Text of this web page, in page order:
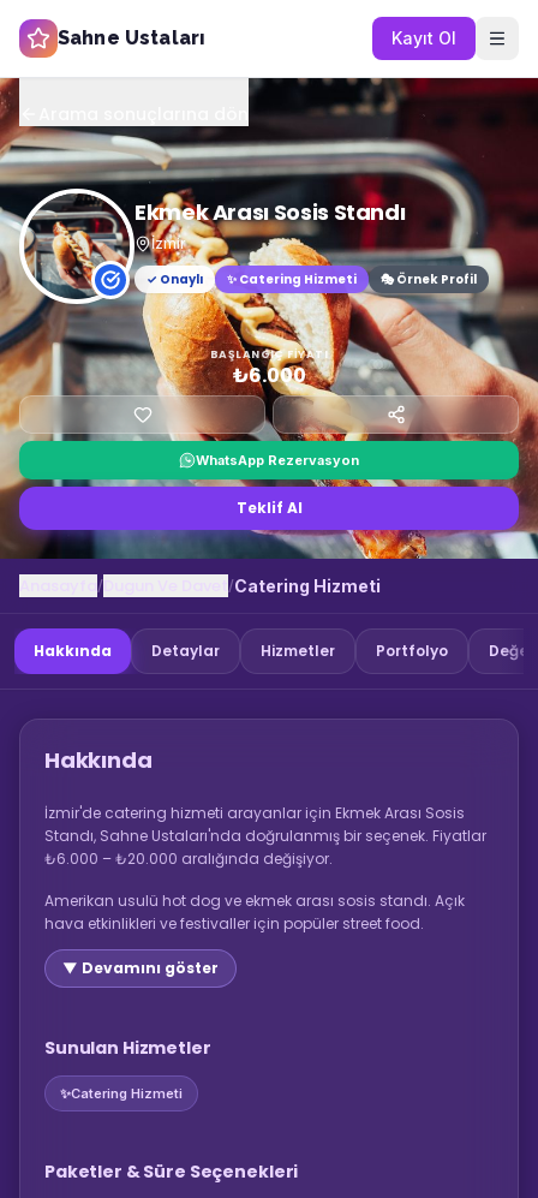
Sahne Ustaları Kayıt Ol
Ekmek Arası Sosis Standı
İzmir
✓ Onaylı
✨ Catering Hizmeti 🎭 Örnek Profil
BAŞLANGIÇ FIYATI
₺6.000
WhatsApp Rezervasyon
Teklif Al
/ /Catering Hizmeti
Hakkında Detaylar Hizmetler Portfolyo
Hakkında
İzmir'de catering hizmeti arayanlar için Ekmek Arası Sosis
Standı, Sahne Ustaları'nda doğrulanmış bir seçenek. Fiyatlar
₺6.000 – ₺20.000 aralığında değişiyor.
Amerikan usulü hot dog ve ekmek arası sosis standı. Açık
hava etkinlikleri ve festivaller için popüler street food.
▼ Devamını göster
Sunulan Hizmetler
✨Catering Hizmeti
Paketler & Süre Seçenekleri